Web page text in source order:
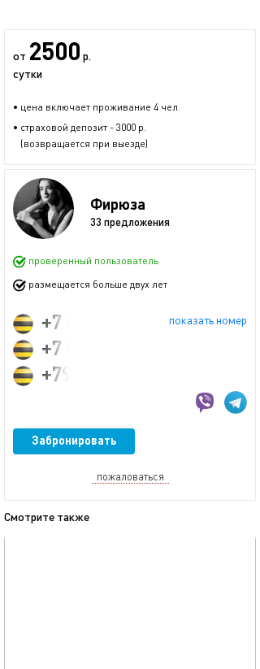
от 2500 р.
сутки
• цена включает проживание 4 чел.
• страховой депозит - 3000 р.
(возвращается при выезде)
Фирюза
33 предложения
проверенный пользователь
размещается больше двух лет
показать номер
+7 (995) 332-63-64
+7 (950) 326-36-36
+79953326364
Забронировать
пожаловаться
Смотрите также